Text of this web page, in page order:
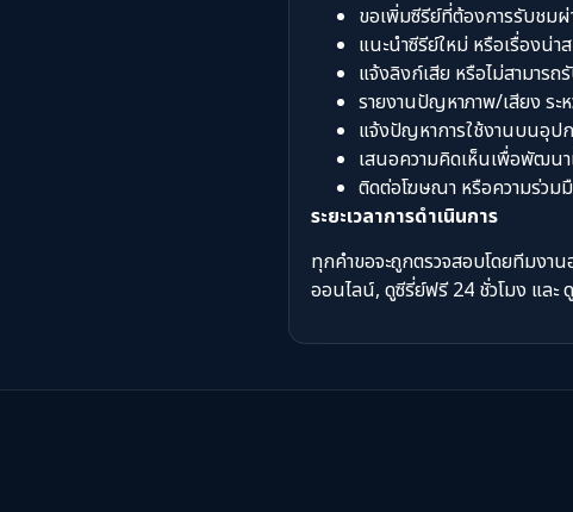
ขอเพิ่มซีรีย์ที่ต้องการรับชม
แนะนำซีรีย์ใหม่ หรือเรื่องน่า
แจ้งลิงก์เสีย หรือไม่สามารถ
รายงานปัญหาภาพ/เสียง ระ
แจ้งปัญหาการใช้งานบนอุป
เสนอความคิดเห็นเพื่อพัฒนา
ติดต่อโฆษณา หรือความร่วม
ระยะเวลาการดำเนินการ
ทุกคำขอจะถูกตรวจสอบโดยทีมงาน
ออนไลน์, ดูซีรี่ย์ฟรี 24 ชั่วโมง แล